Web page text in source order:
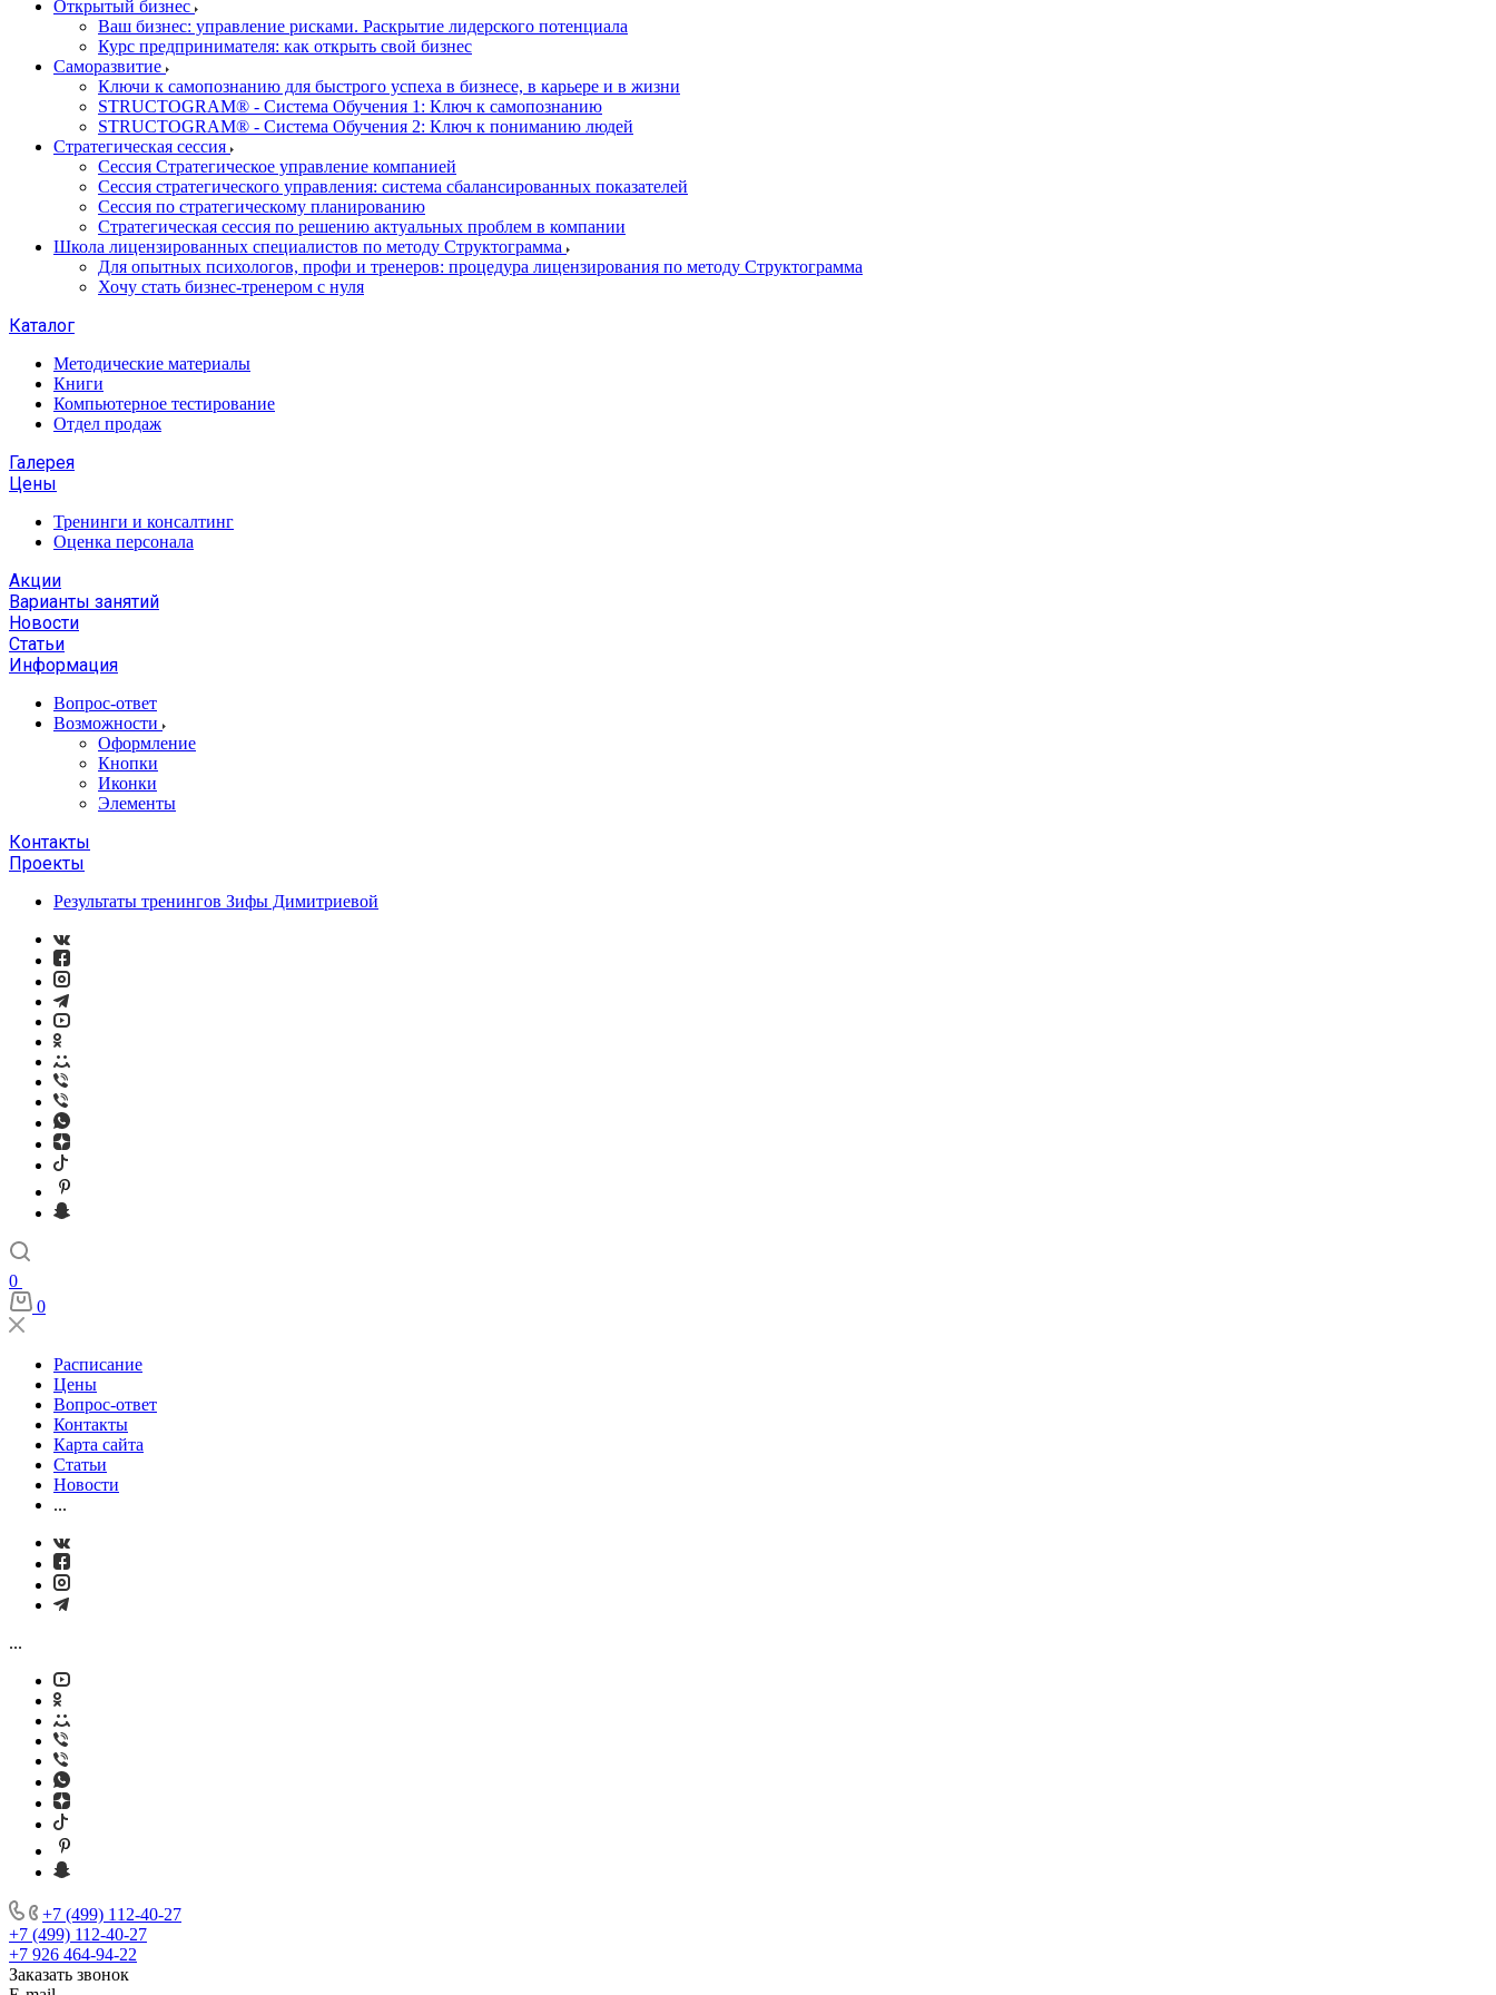
Открытый бизнес
Ваш бизнес: управление рисками. Раскрытие лидерского потенциала
Курс предпринимателя: как открыть свой бизнес
Саморазвитие
Ключи к самопознанию для быстрого успеха в бизнесе, в карьере и в жизни
STRUCTOGRAM® - Система Обучения 1: Ключ к самопознанию
STRUCTOGRAM® - Система Обучения 2: Ключ к пониманию людей
Стратегическая сессия
Сессия Стратегическое управление компанией
Сессия стратегического управления: система сбалансированных показателей
Сессия по стратегическому планированию
Стратегическая сессия по решению актуальных проблем в компании
Школа лицензированных специалистов по методу Структограмма
Для опытных психологов, профи и тренеров: процедура лицензирования по методу Структограмма
Хочу стать бизнес-тренером с нуля
Каталог
Методические материалы
Книги
Компьютерное тестирование
Отдел продаж
Галерея
Цены
Тренинги и консалтинг
Оценка персонала
Акции
Варианты занятий
Новости
Статьи
Информация
Вопрос-ответ
Возможности
Оформление
Кнопки
Иконки
Элементы
Контакты
Проекты
Результаты тренингов Зифы Димитриевой
0
0
Расписание
Цены
Вопрос-ответ
Контакты
Карта сайта
Статьи
Новости
...
...
+7 (499) 112-40-27
+7 (499) 112-40-27
+7 926 464-94-22
Заказать звонок